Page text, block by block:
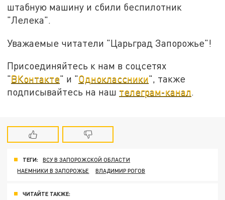
штабную машину и сбили беспилотник
"Лелека".
Уважаемые читатели "Царьград Запорожье"!
Присоединяйтесь к нам в соцсетях
"ВКонтакте" и "Одноклассники", также
подписывайтесь на наш телеграм-канал.
ТЕГИ:
ВСУ В ЗАПОРОЖСКОЙ ОБЛАСТИ
НАЕМНИКИ В ЗАПОРОЖЬЕ
ВЛАДИМИР РОГОВ
ЧИТАЙТЕ ТАКЖЕ: